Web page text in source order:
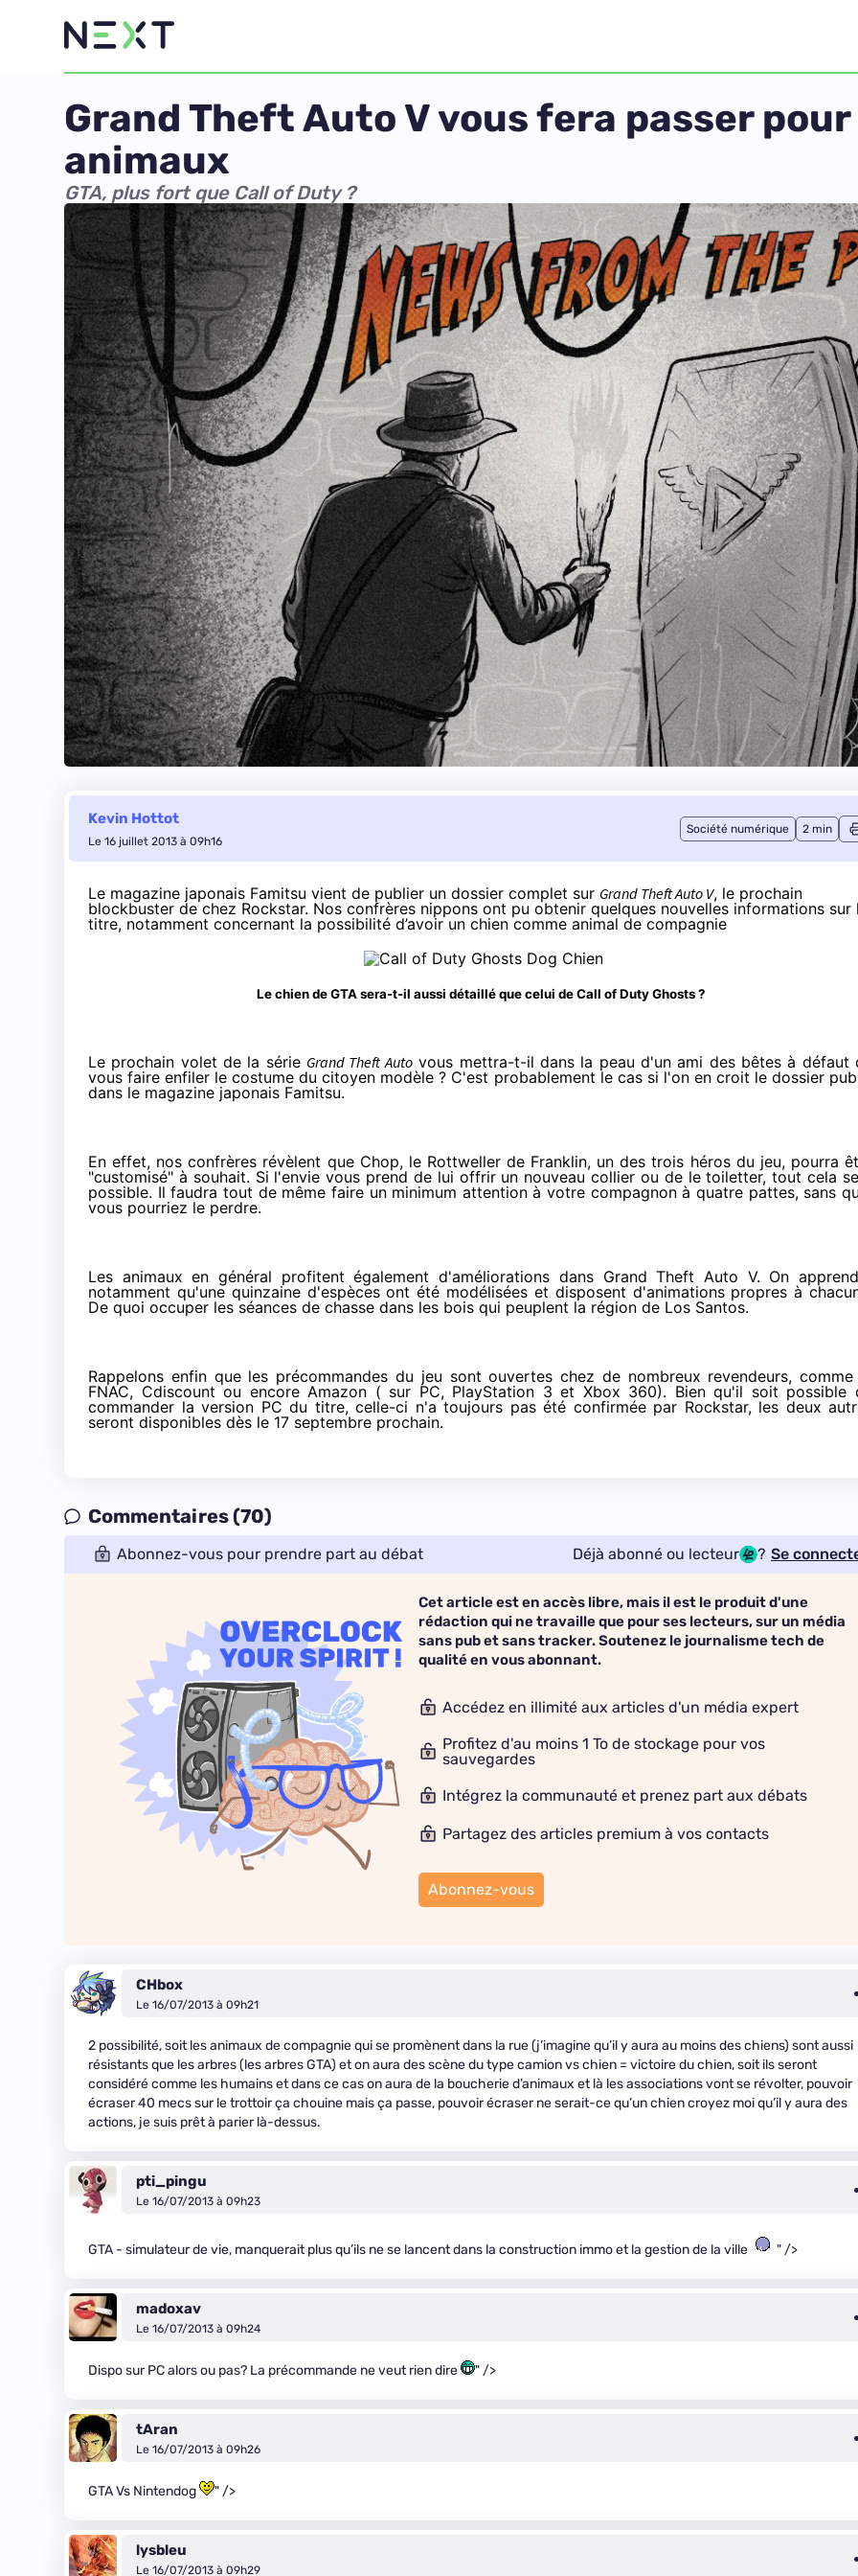
Grand Theft Auto V vous fera passer
animaux
GTA, plus fort que Call of Duty ?
Kevin Hottot
Le 16 juillet 2013 à 09h16
Société numérique 2 min
Le magazine japonais Famitsu vient de publier un dossier complet sur Grand Theft Auto V, le prochain
blockbuster de chez Rockstar. Nos confrères nippons ont pu obtenir quelques nouvelles informations sur
titre, notamment concernant la possibilité d’avoir un chien comme animal de compagnie
Le chien de GTA sera-t-il aussi détaillé que celui de Call of Duty Ghosts ?
Le prochain volet de la série Grand Theft Autovous mettra-t-il dans la peau d'un ami des bêtes à défaut
vous faire enfiler le costume du citoyen modèle ? C'est probablement le cas si l'on en croit le dossier
dans le magazine japonais Famitsu.
En effet, nos confrères révèlent que Chop, le Rottweller de Franklin, un des trois héros du jeu, pourra
"customisé" à souhait. Si l'envie vous prend de lui offrir un nouveau collier ou de le toiletter, tout cela
possible. Il faudra tout de même faire un minimum attention à votre compagnon à quatre pattes, sans
vous pourriez le perdre.
Les animaux en général profitent également d'améliorations dans Grand Theft Auto V. On
notamment qu'une quinzaine d'espèces ont été modélisées et disposent d'animations propres à
De quoi occuper les séances de chasse dans les bois qui peuplent la région de Los Santos.
Rappelons enfin que les précommandes du jeu sont ouvertes chez de nombreux revendeurs, comme
FNAC, Cdiscountou encore Amazon ( sur PC, PlayStation 3 et Xbox 360). Bien qu'il soit possible
commander la version PC du titre, celle-ci n'a toujours pas été confirmée par Rockstar, les deux
seront disponibles dès le 17 septembre prochain.
Commentaires (70)
Abonnez-vous pour prendre part au débat Déjà abonné ou lecteur ? Se
Cet article est en accès libre, mais il est le produit d'une
rédaction qui ne travaille que pour ses lecteurs, sur un média
sans pub et sans tracker. Soutenez le journalisme tech de
qualité en vous abonnant.
Accédez en illimité aux articles d'un média expert
Profitez d'au moins 1 To de stockage pour vos
sauvegardes
Intégrez la communauté et prenez part aux débats
Partagez des articles premium à vos contacts
Abonnez-vous
CHbox
Le 16/07/2013 à 09h21
2 possibilité, soit les animaux de compagnie qui se promènent dans la rue (j’imagine qu’il y aura au moins des chiens) sont aussi
résistants que les arbres (les arbres GTA) et on aura des scène du type camion vs chien = victoire du chien, soit ils seront
considéré comme les humains et dans ce cas on aura de la boucherie d’animaux et là les associations vont se révolter, pouvoir
écraser 40 mecs sur le trottoir ça chouine mais ça passe, pouvoir écraser ne serait-ce qu’un chien croyez moi qu’il y aura des
actions, je suis prêt à parier là-dessus.
pti_pingu
Le 16/07/2013 à 09h23
GTA - simulateur de vie, manquerait plus qu’ils ne se lancent dans la construction immo et la gestion de la ville " />
madoxav
Le 16/07/2013 à 09h24
Dispo sur PC alors ou pas? La précommande ne veut rien dire " />
tAran
Le 16/07/2013 à 09h26
GTA Vs Nintendog " />
lysbleu
Le 16/07/2013 à 09h29